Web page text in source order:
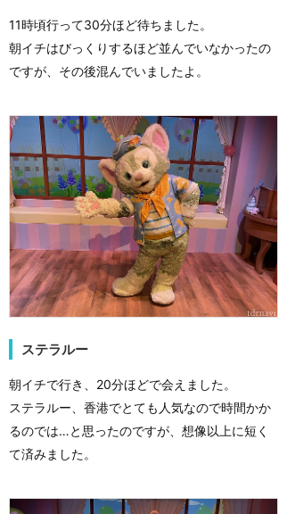
11時頃行って30分ほど待ちました。
朝イチはびっくりするほど並んでいなかったの
ですが、その後混んでいましたよ。
ステラルー
朝イチで行き、20分ほどで会えました。
ステラルー、香港でとても人気なので時間かか
るのでは…と思ったのですが、想像以上に短く
て済みました。